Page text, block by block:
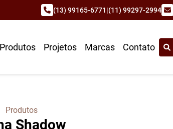
(13) 99165-6771|(11) 99297-2994
Produtos Projetos Marcas Contato
Produtos
Shadow